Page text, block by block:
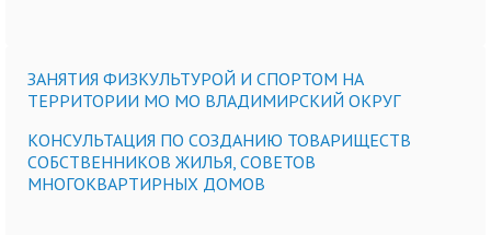
ЗАНЯТИЯ ФИЗКУЛЬТУРОЙ И СПОРТОМ НА
ТЕРРИТОРИИ МО МО ВЛАДИМИРСКИЙ ОКРУГ
КОНСУЛЬТАЦИЯ ПО СОЗДАНИЮ ТОВАРИЩЕСТВ
СОБСТВЕННИКОВ ЖИЛЬЯ, СОВЕТОВ
МНОГОКВАРТИРНЫХ ДОМОВ